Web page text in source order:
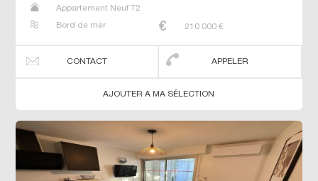
Appartement Neuf T2
Bord de mer 210 000 €
CONTACT APPELER
AJOUTER A MA SÉLECTION